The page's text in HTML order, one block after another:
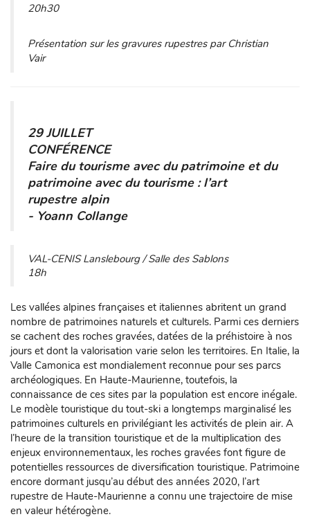
20h30
Présentation sur les gravures rupestres par Christian
Vair
29 JUILLET
CONFÉRENCE
Faire du tourisme avec du patrimoine et du
patrimoine avec du tourisme : l’art
rupestre alpin
- Yoann Collange
VAL-CENIS Lanslebourg / Salle des Sablons
18h
Les vallées alpines françaises et italiennes abritent un grand
nombre de patrimoines naturels et culturels. Parmi ces derniers
se cachent des roches gravées, datées de la préhistoire à nos
jours et dont la valorisation varie selon les territoires. En Italie, la
Valle Camonica est mondialement reconnue pour ses parcs
archéologiques. En Haute-Maurienne, toutefois, la
connaissance de ces sites par la population est encore inégale.
Le modèle touristique du tout-ski a longtemps marginalisé les
patrimoines culturels en privilégiant les activités de plein air. A
l’heure de la transition touristique et de la multiplication des
enjeux environnementaux, les roches gravées font figure de
potentielles ressources de diversification touristique. Patrimoine
encore dormant jusqu’au début des années 2020, l’art
rupestre de Haute-Maurienne a connu une trajectoire de mise
en valeur hétérogène.